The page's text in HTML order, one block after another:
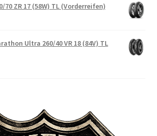
70 ZR 17 (58W) TL (Vorderreifen)
Ultra 260/40 VR 18 (84V) TL